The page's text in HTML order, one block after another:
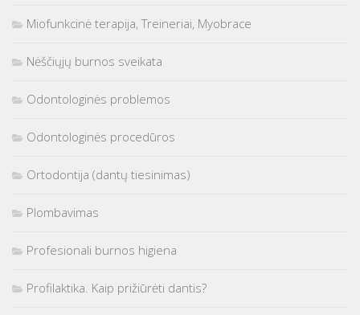
Miofunkcinė terapija, Treineriai, Myobrace
Nėščiųjų burnos sveikata
Odontologinės problemos
Odontologinės procedūros
Ortodontija (dantų tiesinimas)
Plombavimas
Profesionali burnos higiena
Profilaktika. Kaip prižiūrėti dantis?